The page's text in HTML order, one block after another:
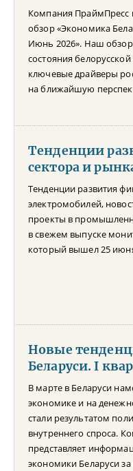
Компания ПраймПресс
обзор «Экономика
Июнь 2026». Наш обзор
состояния
ключевые драйверы
на ближайшую
Тенденции
сектора и
Тенденции развития
электромобилей,
проекты в
в свежем выпуске
который вышел 25
Новые
Беларуси. I
В марте в Беларуси
экономике и на
стали результатом
внутреннего спроса.
представляет
экономики Беларуси